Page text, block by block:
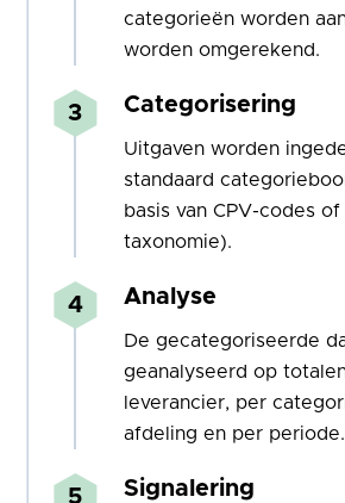
categorieën worden
worden omgerekend.
Categorisering
Uitgaven worden
standaard
basis van CPV-codes
taxonomie).
Analyse
De gecategoriseerde
geanalyseerd op
leverancier, per
afdeling en per periode.
Signalering